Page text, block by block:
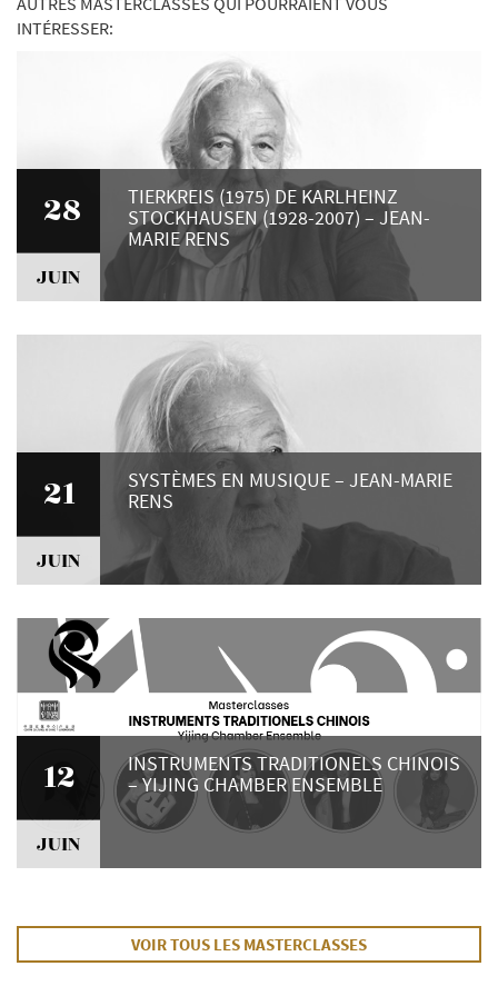
INTÉRESSER:
28
JUIN
TIERKREIS (1975) DE KARLHEINZ
STOCKHAUSEN (1928-2007) – JEAN-
MARIE RENS
21
JUIN
SYSTÈMES EN MUSIQUE – JEAN-MARIE
RENS
12
JUIN
INSTRUMENTS TRADITIONELS CHINOIS
– YIJING CHAMBER ENSEMBLE
VOIR TOUS LES MASTERCLASSES